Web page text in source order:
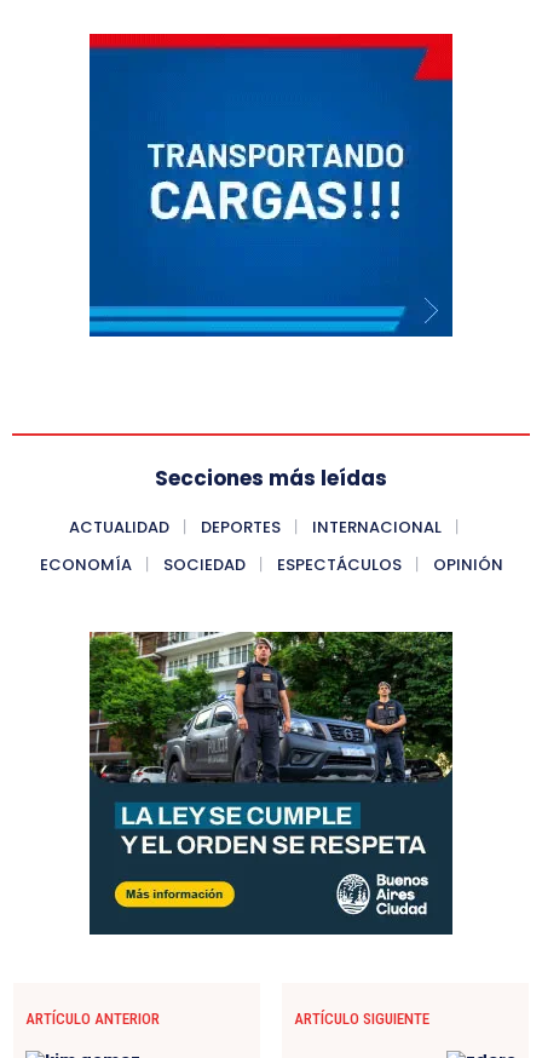
Secciones más leídas
ACTUALIDAD DEPORTES
INTERNACIONAL
ECONOMÍA
SOCIEDAD ESPECTÁCULOS OPINIÓN
ARTÍCULO ANTERIOR ARTÍCULO SIGUIENTE